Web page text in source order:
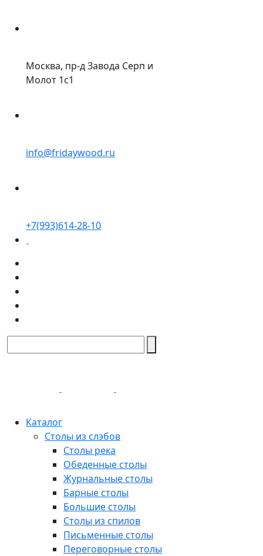
Москва, пр-д Завода Серп и
Молот 1с1
info@fridaywood.ru
+7(993)614-28-10
Каталог
Столы из слэбов
Столы река
Обеденные столы
Журнальные столы
Барные столы
Большие столы
Столы из спилов
Письменные столы
Переговорные столы